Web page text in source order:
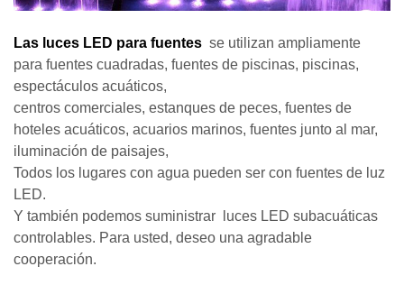
Las luces LED para fuentes se utilizan ampliamente
para fuentes cuadradas, fuentes de piscinas, piscinas,
espectáculos acuáticos,
centros comerciales, estanques de peces, fuentes de
hoteles acuáticos, acuarios marinos, fuentes junto al mar,
iluminación de paisajes,
Todos los lugares con agua pueden ser con fuentes de luz
LED.
Y también podemos suministrar
luces LED subacuáticas
controlables. Para usted, deseo una agradable
cooperación.